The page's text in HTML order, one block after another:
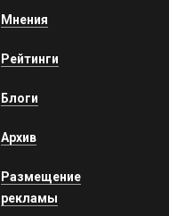
Мнения
Рейтинги
Блоги
Архив
Размещение
рекламы